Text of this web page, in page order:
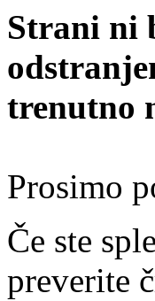
Strani ni
trenutno
Prosimo
Če ste
preverite